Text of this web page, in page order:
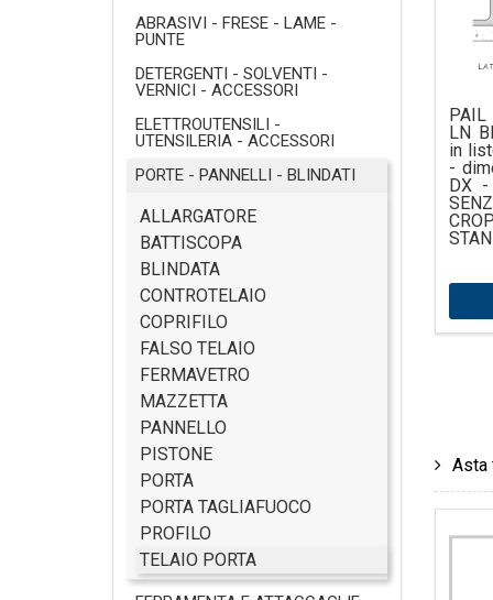
ABRASIVI - FRESE - LAME -
PUNTE
DETERGENTI - SOLVENTI -
VERNICI - ACCESSORI
ELETTROUTENSILI -
UTENSILERIA - ACCESSORI
PORTE - PANNELLI - BLINDATI
ALLARGATORE
BATTISCOPA
BLINDATA
CONTROTELAIO
COPRIFILO
FALSO TELAIO
FERMAVETRO
MAZZETTA
PANNELLO
PISTONE
PORTA
PORTA TAGLIAFUOCO
PROFILO
TELAIO PORTA
PAIL
LN
in
-
DX
Asta